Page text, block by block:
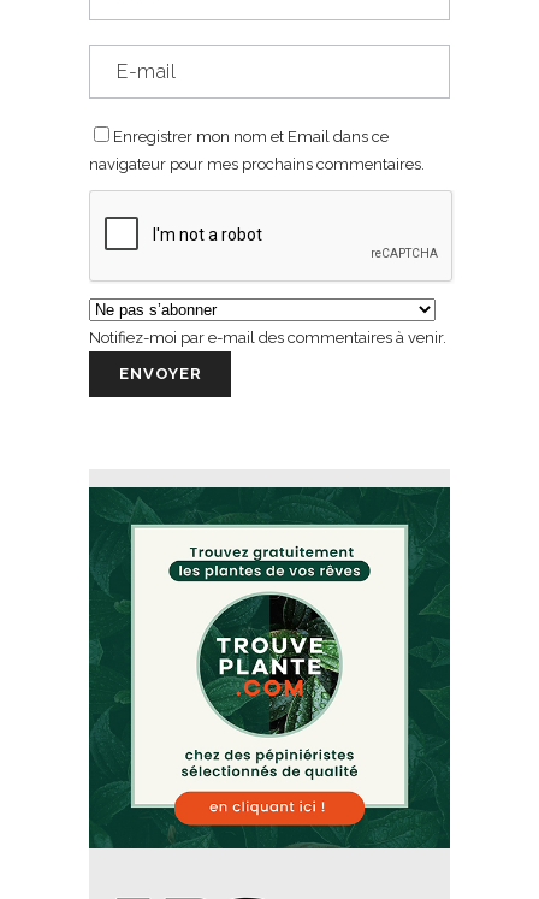
Enregistrer mon nom et Email dans ce
navigateur pour mes prochains commentaires.
Notifiez-moi par e-mail des commentaires à venir.